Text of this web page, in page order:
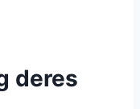
deres